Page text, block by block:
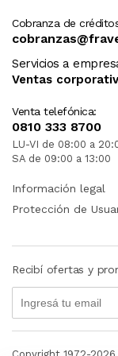
Cobranza de
Servicios a
Ventas
Venta telefónica:
0810 333 8700
LU-VI de 08:00 a
SA de 09:00 a 13:00
Información legal
Protección de
Recibí ofertas y